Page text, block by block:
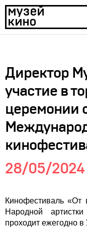
Директор
участие в
церемонии
28/05/2024
Кинофестиваль
Народной
проходит ежегодно в